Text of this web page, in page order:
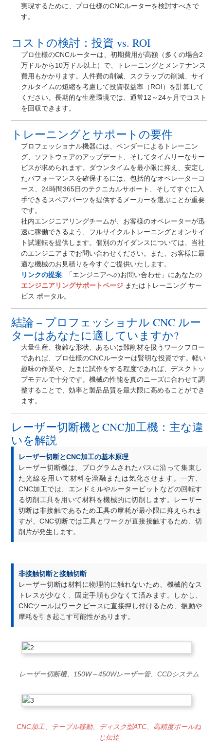
実現するために、プロ仕様のCNCルーターを検討すべきで
す。
コストの検討：投資 vs. ROI
プロ仕様のCNCルーターは、初期費用が高額（多くの場合2
万ドルから10万ドル以上）で、トレーニングとメンテナンス
費用もかかります。人件費の削減、スクラップの削減、サイ
クルタイムの短縮を考慮して投資収益率（ROI）を計算して
ください。長期的な生産環境では、通常12～24ヶ月でコスト
を回収できます。
トレーニングとサポートの要件
プロフェッショナル機器には、ベンダーによるトレーニン
グ、ソフトウェアのアップデート、そしてタイムリーなサー
ビスが求められます。ダウンタイムを最小限に抑え、安定し
たパフォーマンスを確保するには、包括的なオペレーターコ
ース、24時間365日のテクニカルサポート、そしてすぐに入
手できるスペアパーツを提供するメーカーを選ぶことが重要
です。
社内エンジニアリングチームが、お客様のオペレーターが迅
速に稼働できるよう、フルサイクルトレーニングとオンサイ
ト試運転を提供します。個別のガイダンスについては、当社
のエンジニアまでお問い合わせください。また、お客様に最
適な機械のお見積りを今すぐご提供いたします。
リンクの提案: 「エンジニアへのお問い合わせ」にあなたの
エンジニアリングサポートページまたはトレーニング サー
ビス ポータル。
結論 – プロフェッショナル CNC ルー
ターはあなたに適していますか?
大量生産、複雑な形状、あるいは難削材を扱うワークフロー
であれば、プロ仕様のCNCルーターは賢明な投資です。軽い
趣味の作業や、たまに試作をする程度であれば、デスクトッ
プモデルで十分です。機械の性能を真のニーズに合わせて調
整することで、効率と製品品質を最大限に高めることができ
ます。
レーザー切断機とCNC加工機：主な違
いを解説
レーザー切断とCNC加工の基本原理
レーザー切断機は、プログラムされたパスに沿って集束し
た光線を用いて材料を溶融または気化させます。一方、
CNC加工では、エンドミルやルータービットなどの回転す
る切削工具を用いて材料を機械的に切削します。レーザー
切断は非接触であるため工具の摩耗が最小限に抑えられま
すが、CNC切断では工具とワークが直接接触するため、切
削片が発生します。
非接触切断と接触切断
レーザー切断は材料に物理的に触れないため、機械的なス
トレスが少なく、固定手順も少なくて済みます。しかし、
CNCツールはワークピースに直接押し付けるため、振動や
摩耗を引き起こす可能性があります。
レーザー切断機、150W～450Wレーザー管、CCDシステム
CNC加工、テーブル移動、ディスク型ATC、高精度ボールね
じ伝達